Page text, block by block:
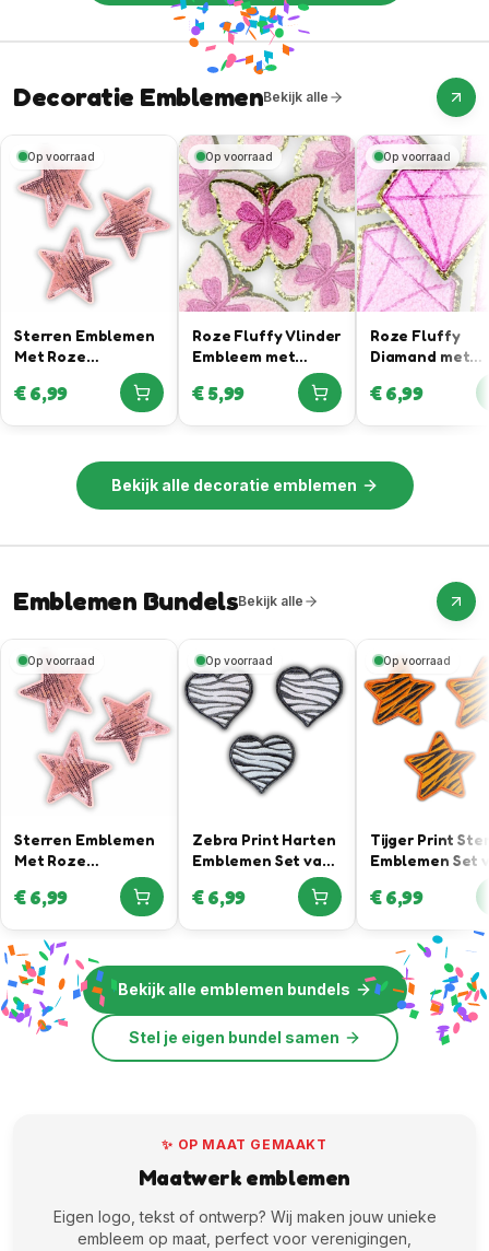
Decoratie EmblemenBekijk alle
Op voorraad
Sterren Emblemen
Met Roze
€6,99
Op voorraad
Roze Fluffy Vlinder
Embleem met
€5,99
Op voorraad
Roze Fluffy
Diamand met
€6,99
Bekijk alle decoratie emblemen
Emblemen BundelsBekijk alle
Op voorraad
Sterren Emblemen
Met Roze
€6,99
Op voorraad
Zebra Print Harten
Emblemen Set van
€6,99
Op voorraad
Tijger Print
Emblemen Set
€6,99
Bekijk alle emblemen bundels
Stel je eigen bundel samen
✨ OP MAAT GEMAAKT
Maatwerk emblemen
Eigen logo, tekst of ontwerp? Wij maken jouw unieke
embleem op maat, perfect voor verenigingen,